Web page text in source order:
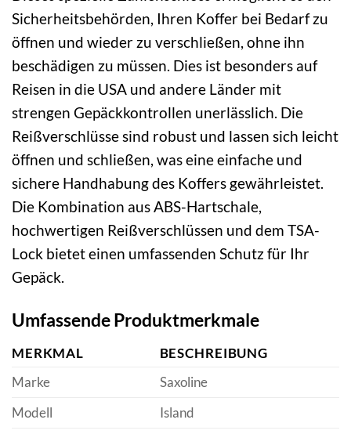
Sicherheitsbehörden, Ihren Koffer bei Bedarf zu
öffnen und wieder zu verschließen, ohne ihn
beschädigen zu müssen. Dies ist besonders auf
Reisen in die USA und andere Länder mit
strengen Gepäckkontrollen unerlässlich. Die
Reißverschlüsse sind robust und lassen sich leicht
öffnen und schließen, was eine einfache und
sichere Handhabung des Koffers gewährleistet.
Die Kombination aus ABS-Hartschale,
hochwertigen Reißverschlüssen und dem TSA-
Lock bietet einen umfassenden Schutz für Ihr
Gepäck.
Umfassende Produktmerkmale
MERKMAL
BESCHREIBUNG
Marke
Saxoline
Modell
Island